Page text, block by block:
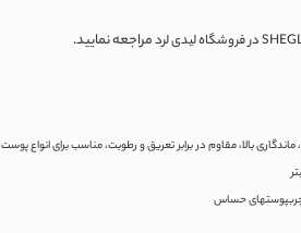
مراجعه نمایید.
بالا، مقاوم در برابر تعریق و رطوبت، مناسب برای انواع پوست
پوستهای حساس